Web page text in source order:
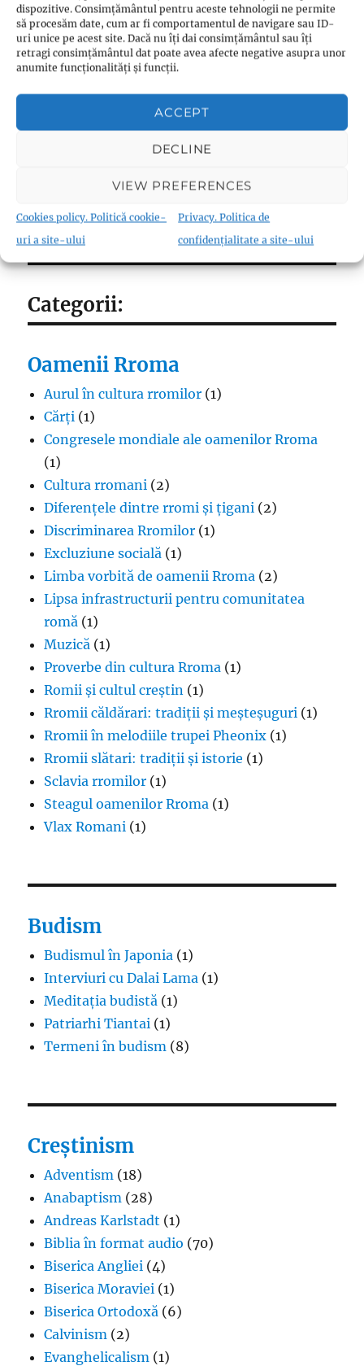
dispozitive. Consimțământul pentru aceste tehnologii ne permite
să procesăm date, cum ar fi comportamentul de navigare sau ID-
uri unice pe acest site. Dacă nu îți dai consimțământul sau îți
retragi consimțământul dat poate avea afecte negative asupra unor
anumite funcționalități și funcții.
ACCEPT
DECLINE
VIEW PREFERENCES
Cookies policy. Politică cookie-
uri a site-ului
Privacy. Politica de
confidențialitate a site-ului
Ultimele articole:
Cum împlinesc rugăciunea – video
Comportamentul față de părinți – Yasir
Qadhi
Bazele credintei – partea a doua
Existenta umana – partea a 2-a
Categorii:
Oamenii Rroma
Aurul în cultura rromilor (1)
Cărți (1)
Congresele mondiale ale oamenilor Rroma
(1)
Cultura rromani (2)
Diferențele dintre rromi și țigani (2)
Discriminarea Rromilor (1)
Excluziune socială (1)
Limba vorbită de oamenii Rroma (2)
Lipsa infrastructurii pentru comunitatea
romă (1)
Muzică (1)
Proverbe din cultura Rroma (1)
Romii și cultul creștin (1)
Rromii căldărari: tradiții și meșteșuguri (1)
Rromii în melodiile trupei Pheonix (1)
Rromii slătari: tradiții și istorie (1)
Sclavia rromilor (1)
Steagul oamenilor Rroma (1)
Vlax Romani (1)
Budism
Budismul în Japonia (1)
Interviuri cu Dalai Lama (1)
Meditația budistă (1)
Patriarhi Tiantai (1)
Termeni în budism (8)
Creștinism
Adventism (18)
Anabaptism (28)
Andreas Karlstadt (1)
Biblia în format audio (70)
Biserica Angliei (4)
Biserica Moraviei (1)
Biserica Ortodoxă (6)
Calvinism (2)
Evanghelicalism (1)